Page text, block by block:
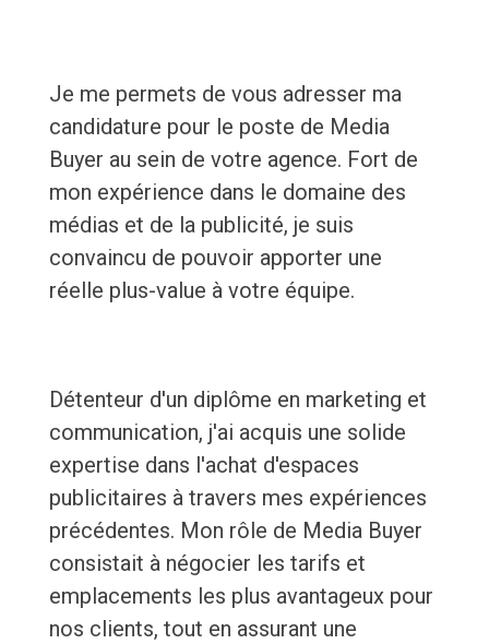
Je me permets de vous adresser ma
candidature pour le poste de Media
Buyer au sein de votre agence. Fort de
mon expérience dans le domaine des
médias et de la publicité, je suis
convaincu de pouvoir apporter une
réelle plus-value à votre équipe.
Détenteur d'un diplôme en marketing et
communication, j'ai acquis une solide
expertise dans l'achat d'espaces
publicitaires à travers mes expériences
précédentes. Mon rôle de Media Buyer
consistait à négocier les tarifs et
emplacements les plus avantageux pour
nos clients, tout en assurant une